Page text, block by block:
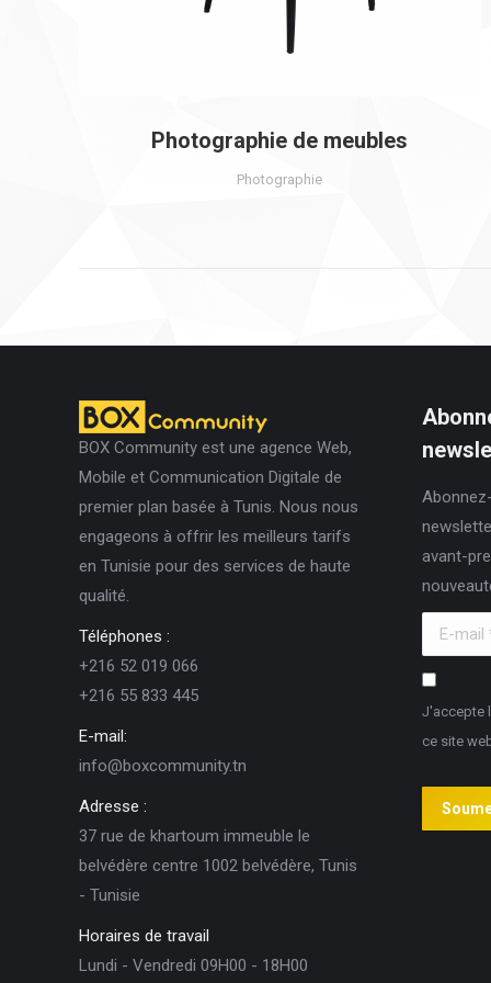
Photographie de meubles
Photographie
BOX Community est une agence Web,
Mobile et Communication Digitale de
premier plan basée à Tunis. Nous nous
engageons à offrir les meilleurs tarifs
en Tunisie pour des services de haute
qualité.
Téléphones :
+216 52 019 066
+216 55 833 445
E-mail:
info@boxcommunity.tn
Adresse :
37 rue de khartoum immeuble le
belvédère centre 1002 belvédère, Tunis
- Tunisie
Horaires de travail
Lundi - Vendredi 09H00 - 18H00
avant-
E-mail *
J'accepte
ce site